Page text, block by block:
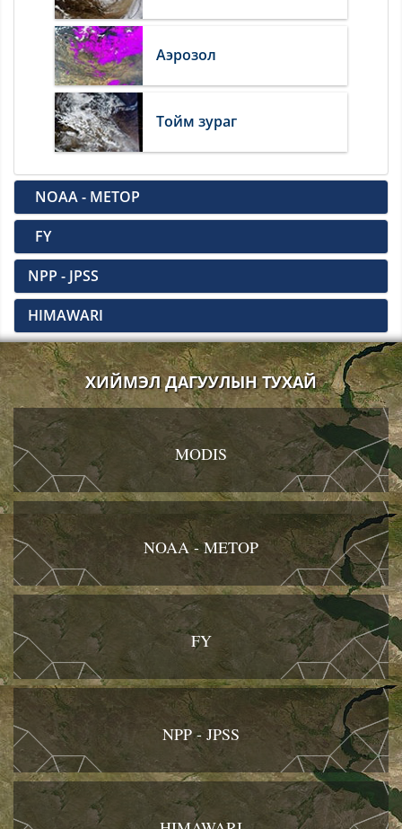
Аэрозол
Тойм зураг
NOAA - METOP
FY
NPP - JPSS
HIMAWARI
ХИЙМЭЛ ДАГУУЛЫН ТУХАЙ
MODIS
NOAA - METOP
FY
NPP - JPSS